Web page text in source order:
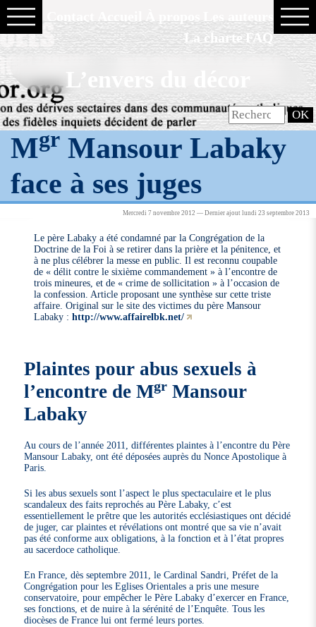
La charte FAQ
L’envers du décor
Mgr Mansour Labaky
face à ses juges
Mercredi 7 novembre 2012 — Dernier ajout lundi 23 septembre 2013
Le père Labaky a été condamné par la Congrégation de la
Doctrine de la Foi à se retirer dans la prière et la pénitence, et
à ne plus célébrer la messe en public. Il est reconnu coupable
de « délit contre le sixième commandement » à l’encontre de
trois mineures, et de « crime de sollicitation » à l’occasion de
la confession. Article proposant une synthèse sur cette triste
affaire. Original sur le site des victimes du père Mansour
Labaky :http://www.affairelbk.net/
Plaintes pour abus sexuels à
l’encontre de Mgr Mansour
Labaky
Au cours de l’année 2011, différentes plaintes à l’encontre du Père
Mansour Labaky, ont été déposées auprès du Nonce Apostolique à
Paris.
Si les abus sexuels sont l’aspect le plus spectaculaire et le plus
scandaleux des faits reprochés au Père Labaky, c’est
essentiellement le prêtre que les autorités ecclésiastiques ont décidé
de juger, car plaintes et révélations ont montré que sa vie n’avait
pas été conforme aux obligations, à la fonction et à l’état propres
au sacerdoce catholique.
En France, dès septembre 2011, le Cardinal Sandri, Préfet de la
Congrégation pour les Eglises Orientales a pris une mesure
conservatoire, pour empêcher le Père Labaky d’exercer en France,
ses fonctions, et de nuire à la sérénité de l’Enquête. Tous les
diocèses de France lui ont fermé leurs portes.